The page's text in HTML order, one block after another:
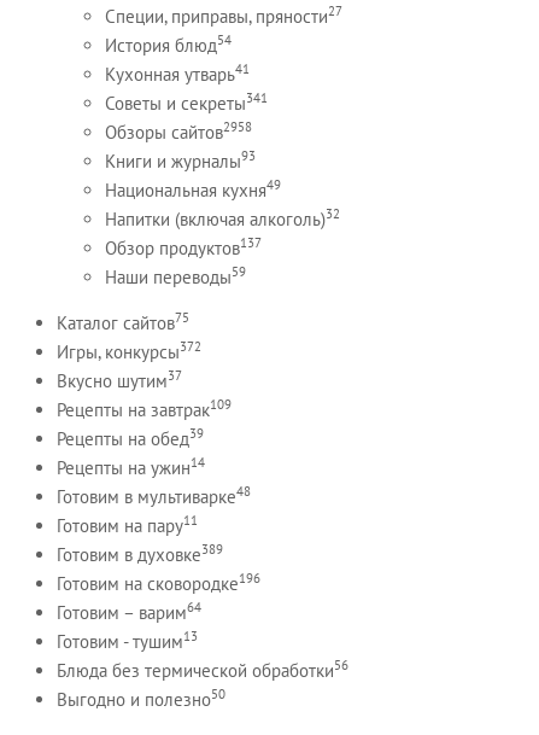
Специи, приправы, пряности27
История блюд54
Кухонная утварь41
Советы и секреты341
Обзоры сайтов2958
Книги и журналы93
Национальная кухня49
Напитки (включая алкоголь)32
Обзор продуктов137
Наши переводы59
Каталог сайтов75
Игры, конкурсы372
Вкусно шутим37
Рецепты на завтрак109
Рецепты на обед39
Рецепты на ужин14
Готовим в мультиварке48
Готовим на пару11
Готовим в духовке389
Готовим на сковородке196
Готовим – варим64
Готовим - тушим13
Блюда без термической обработки56
Выгодно и полезно50